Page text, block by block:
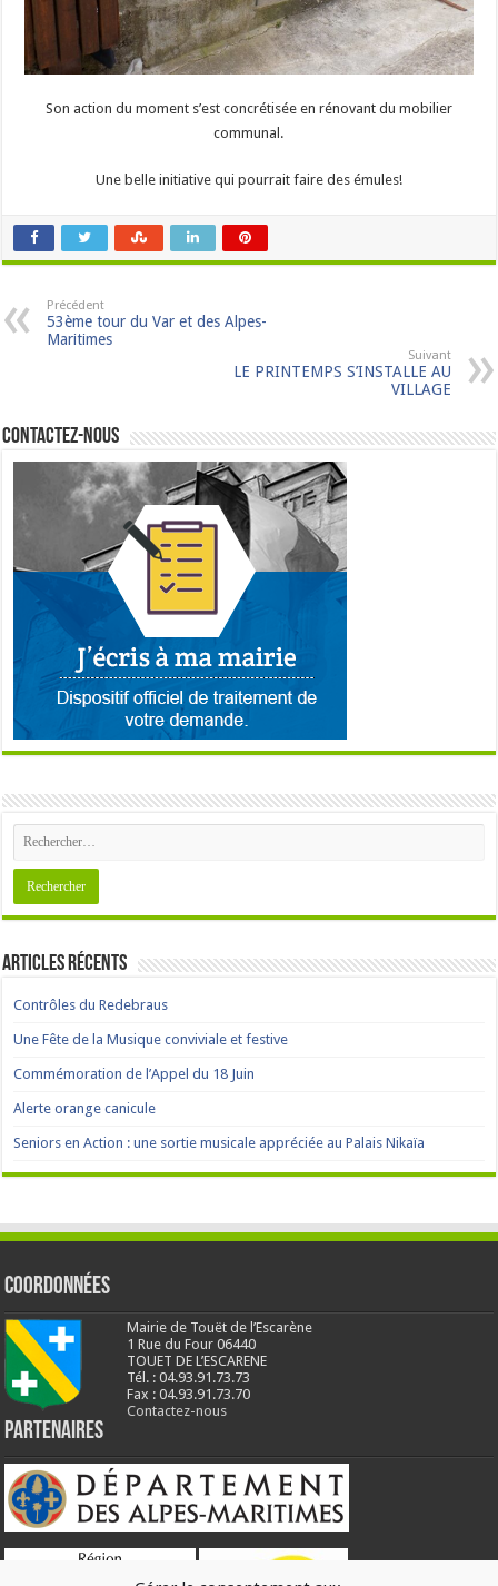
Son action du moment s’est concrétisée en rénovant du mobilier
communal.
Une belle initiative qui pourrait faire des émules!
Précédent
53ème tour du Var et des Alpes-
Maritimes
Suivant
LE PRINTEMPS S’INSTALLE AU
VILLAGE
Contactez-nous
Articles récents
Contrôles du Redebraus
Une Fête de la Musique conviviale et festive
Commémoration de l’Appel du 18 Juin
Alerte orange canicule
Seniors en Action : une sortie musicale appréciée au Palais Nikaïa
Coordonnées
Mairie de Touët de l’Escarène
1 Rue du Four 06440
TOUET DE L’ESCARENE
Tél. : 04.93.91.73.73
Fax : 04.93.91.73.70
Contactez-nous
Partenaires